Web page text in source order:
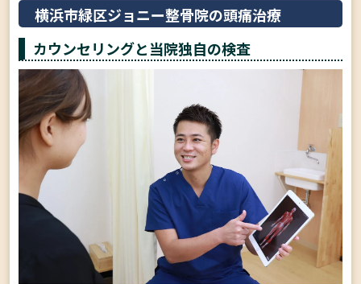
横浜市緑区ジョニー整骨院の頭痛治療
カウンセリングと当院独自の検査